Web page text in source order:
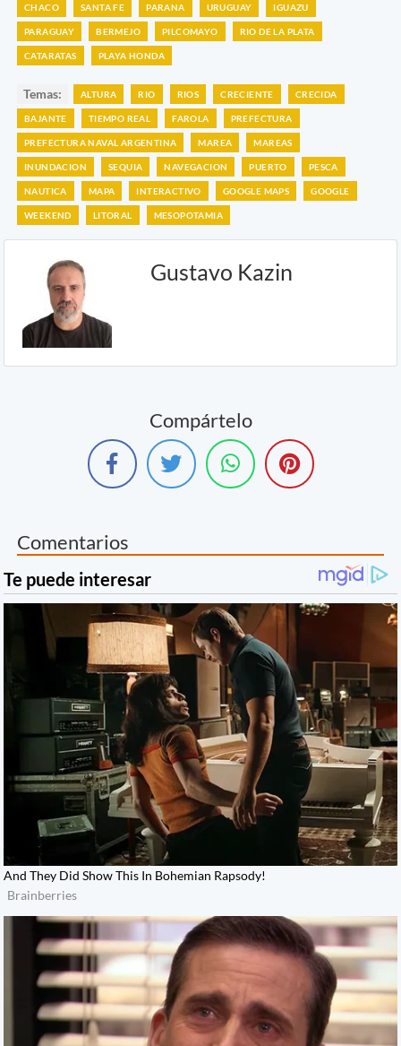
CHACO SANTA FE PARANA URUGUAY IGUAZU
PARAGUAY BERMEJO PILCOMAYO RIO DE LA PLATA
CATARATAS PLAYA HONDA
Temas: ALTURA RIO RIOS CRECIENTE CRECIDA
BAJANTE TIEMPO REAL FAROLA PREFECTURA
PREFECTURA NAVAL ARGENTINA MAREA MAREAS
INUNDACION SEQUIA NAVEGACION PUERTO PESCA
NAUTICA MAPA INTERACTIVO GOOGLE MAPS GOOGLE
WEEKEND LITORAL MESOPOTAMIA
Gustavo Kazin
Compártelo
Comentarios